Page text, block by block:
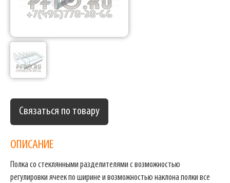
Связаться по товару
ОПИСАНИЕ
Полка со стеклянными разделителями с возможностью
регулировки ячеек по ширине и возможностью наклона полки все